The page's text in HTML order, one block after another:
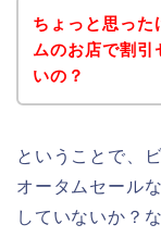
ちょっと思った
ムのお店で割引
いの？
ということで、
オータムセール
していないか？